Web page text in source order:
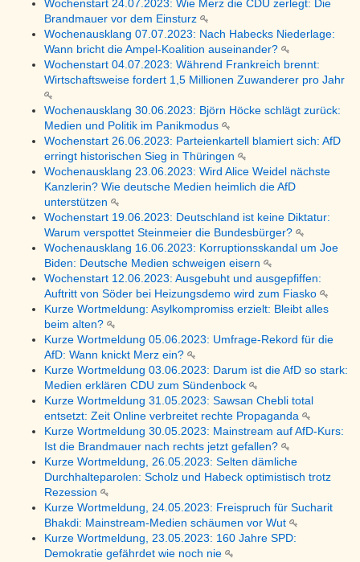
Wochenstart 24.07.2023: Wie Merz die CDU zerlegt: Die
Brandmauer vor dem Einsturz
Wochenausklang 07.07.2023: Nach Habecks Niederlage:
Wann bricht die Ampel-Koalition auseinander?
Wochenstart 04.07.2023: Während Frankreich brennt:
Wirtschaftsweise fordert 1,5 Millionen Zuwanderer pro Jahr
Wochenausklang 30.06.2023: Björn Höcke schlägt zurück:
Medien und Politik im Panikmodus
Wochenstart 26.06.2023: Parteienkartell blamiert sich: AfD
erringt historischen Sieg in Thüringen
Wochenausklang 23.06.2023: Wird Alice Weidel nächste
Kanzlerin? Wie deutsche Medien heimlich die AfD
unterstützen
Wochenstart 19.06.2023: Deutschland ist keine Diktatur:
Warum verspottet Steinmeier die Bundesbürger?
Wochenausklang 16.06.2023: Korruptionsskandal um Joe
Biden: Deutsche Medien schweigen eisern
Wochenstart 12.06.2023: Ausgebuht und ausgepfiffen:
Auftritt von Söder bei Heizungsdemo wird zum Fiasko
Kurze Wortmeldung: Asylkompromiss erzielt: Bleibt alles
beim alten?
Kurze Wortmeldung 05.06.2023: Umfrage-Rekord für die
AfD: Wann knickt Merz ein?
Kurze Wortmeldung 03.06.2023: Darum ist die AfD so stark:
Medien erklären CDU zum Sündenbock
Kurze Wortmeldung 31.05.2023: Sawsan Chebli total
entsetzt: Zeit Online verbreitet rechte Propaganda
Kurze Wortmeldung 30.05.2023: Mainstream auf AfD-Kurs:
Ist die Brandmauer nach rechts jetzt gefallen?
Kurze Wortmeldung, 26.05.2023: Selten dämliche
Durchhalteparolen: Scholz und Habeck optimistisch trotz
Rezession
Kurze Wortmeldung, 24.05.2023: Freispruch für Sucharit
Bhakdi: Mainstream-Medien schäumen vor Wut
Kurze Wortmeldung, 23.05.2023: 160 Jahre SPD:
Demokratie gefährdet wie noch nie